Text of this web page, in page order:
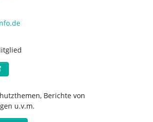
Berichte von
u.v.m.